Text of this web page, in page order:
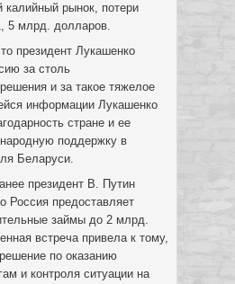
рынок, потери
5 млрд. долларов.
президент Лукашенко
за столь
и за такое тяжелое
информации Лукашенко
стране и ее
поддержку в
Беларуси.
президент В. Путин
Россия предоставляет
займы до 2 млрд.
встреча привела к тому,
по оказанию
и контроля ситуации на